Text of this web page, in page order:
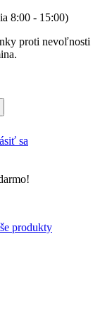
8:00 - 15:00)
proti nevoľnosti
sa
produkty